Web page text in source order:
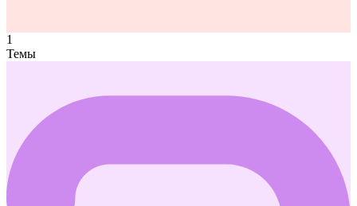
1
Темы